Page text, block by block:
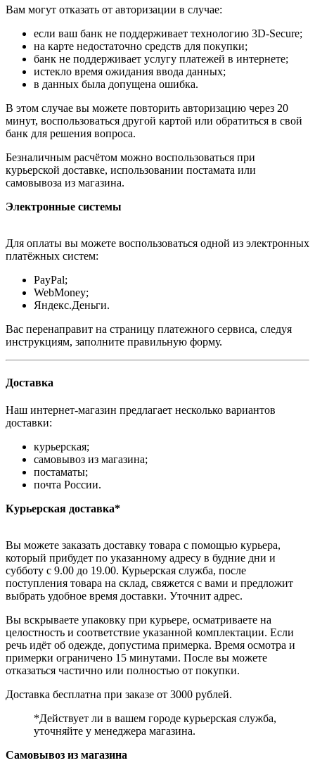
Вам могут отказать от авторизации в случае:
если ваш банк не поддерживает технологию 3D-Secure;
на карте недостаточно средств для покупки;
банк не поддерживает услугу платежей в интернете;
истекло время ожидания ввода данных;
в данных была допущена ошибка.
В этом случае вы можете повторить авторизацию через 20
минут, воспользоваться другой картой или обратиться в свой
банк для решения вопроса.
Безналичным расчётом можно воспользоваться при
курьерской доставке, использовании постамата или
самовывоза из магазина.
Электронные системы
Для оплаты вы можете воспользоваться одной из электронных
платёжных систем:
PayPal;
WebMoney;
Яндекс.Деньги.
Вас перенаправит на страницу платежного сервиса, следуя
инструкциям, заполните правильную форму.
Доставка
Наш интернет-магазин предлагает несколько вариантов
доставки:
курьерская;
самовывоз из магазина;
постаматы;
почта России.
Курьерская доставка*
Вы можете заказать доставку товара с помощью курьера,
который прибудет по указанному адресу в будние дни и
субботу с 9.00 до 19.00. Курьерская служба, после
поступления товара на склад, свяжется с вами и предложит
выбрать удобное время доставки. Уточнит адрес.
Вы вскрываете упаковку при курьере, осматриваете на
целостность и соответствие указанной комплектации. Если
речь идёт об одежде, допустима примерка. Время осмотра и
примерки ограничено 15 минутами. После вы можете
отказаться частично или полностью от покупки.
Доставка бесплатна при заказе от 3000 рублей.
*Действует ли в вашем городе курьерская служба,
уточняйте у менеджера магазина.
Самовывоз из магазина